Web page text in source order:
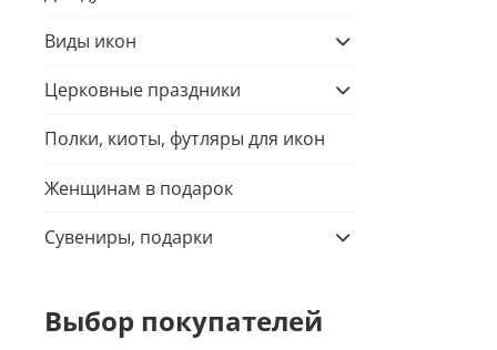
Виды икон
Церковные праздники
Полки, киоты, футляры для икон
Женщинам в подарок
Сувениры, подарки
Выбор покупателей